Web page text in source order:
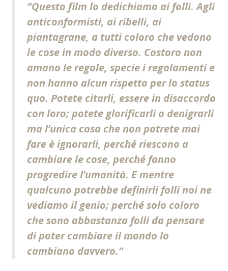
“Questo film lo dedichiamo ai folli. Agli
anticonformisti, ai ribelli, ai
piantagrane, a tutti coloro che vedono
le cose in modo diverso. Costoro non
amano le regole, specie i regolamenti e
non hanno alcun rispetto per lo status
quo. Potete citarli, essere in disaccordo
con loro; potete glorificarli o denigrarli
ma l’unica cosa che non potrete mai
fare è ignorarli, perché riescono a
cambiare le cose, perché fanno
progredire l’umanità. E mentre
qualcuno potrebbe definirli folli noi ne
vediamo il genio; perché solo coloro
che sono abbastanza folli da pensare
di poter cambiare il mondo lo
cambiano davvero.“